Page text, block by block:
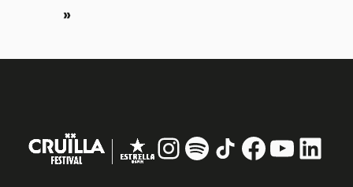
»
Instagram
# TikTokFacebook